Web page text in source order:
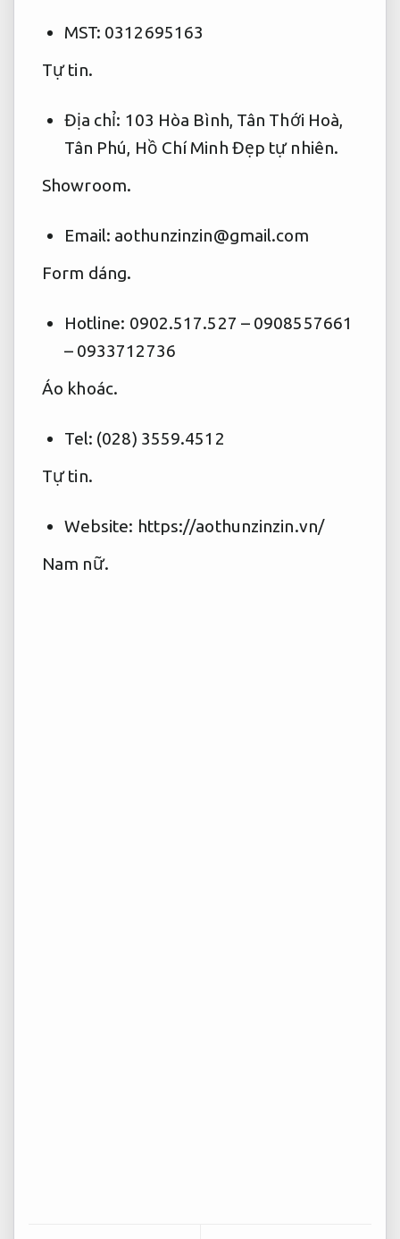
MST: 0312695163
Tự tin.
Địa chỉ: 103 Hòa Bình, Tân Thới Hoà,
Tân Phú, Hồ Chí Minh Đẹp tự nhiên.
Showroom.
Email: aothunzinzin@gmail.com
Form dáng.
Hotline: 0902.517.527 – 0908557661
– 0933712736
Áo khoác.
Tel: (028) 3559.4512
Tự tin.
Website: https://aothunzinzin.vn/
Nam nữ.